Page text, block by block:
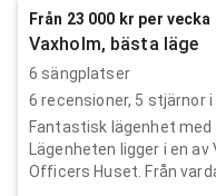
Från 23 000 kr per vecka
Vaxholm, bästa läge
6 sängplatser
6 recensioner, 5 stjärnor
Fantastisk lägenhet med
Lägenheten ligger i en
Officers Huset. Från